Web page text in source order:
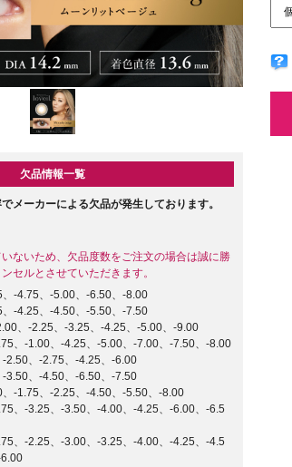
欠品情報一覧
メーカーによる欠品が発生しております。
ないため、欠品度数をご注文の場合は誠に勝
セルとさせていただきます。
-4.75、-5.00、-6.50、-8.00
-4.25、-4.50、-5.50、-7.50
、-2.25、-3.25、-4.25、-5.00、-9.00
、-1.00、-4.25、-5.00、-7.00、-7.50、-8.00
2.50、-2.75、-4.25、-6.00
3.50、-4.50、-6.50、-7.50
-1.75、-2.25、-4.50、-5.50、-8.00
、-3.25、-3.50、-4.00、-4.25、-6.00、-6.5
、-2.25、-3.00、-3.25、-4.00、-4.25、-4.5